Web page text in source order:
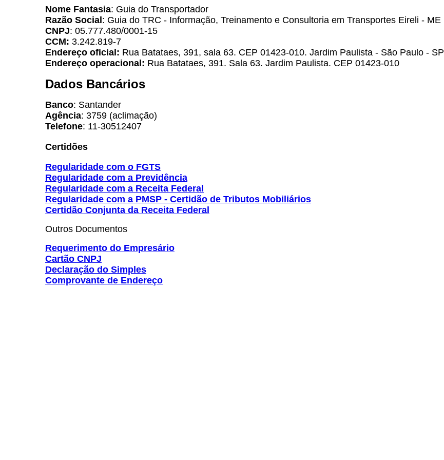
Nome Fantasia: Guia do Transportador
Razão Social : Guia do TRC - Informação, Treinamento e Consultoria em Transportes Eireli - ME
CNPJ: 05.777.480/0001-15
CCM: 3.242.819-7
Endereço oficial: Rua Batataes, 391, sala 63. CEP 01423-010. Jardim Paulista - São Paulo - SP
Endereço operacional: Rua Batataes, 391. Sala 63. Jardim Paulista. CEP 01423-010
Dados Bancários
Banco: Santander
Agência: 3759 (aclimação)
Telefone: 11-30512407
Certidões
Regularidade com o FGTS
Regularidade com a Previdência
Regularidade com a Receita Federal
Regularidade com a PMSP - Certidão de Tributos Mobiliários
Certidão Conjunta da Receita Federal
Outros Documentos
Requerimento do Empresário
Cartão CNPJ
Declaração do Simples
Comprovante de Endereço